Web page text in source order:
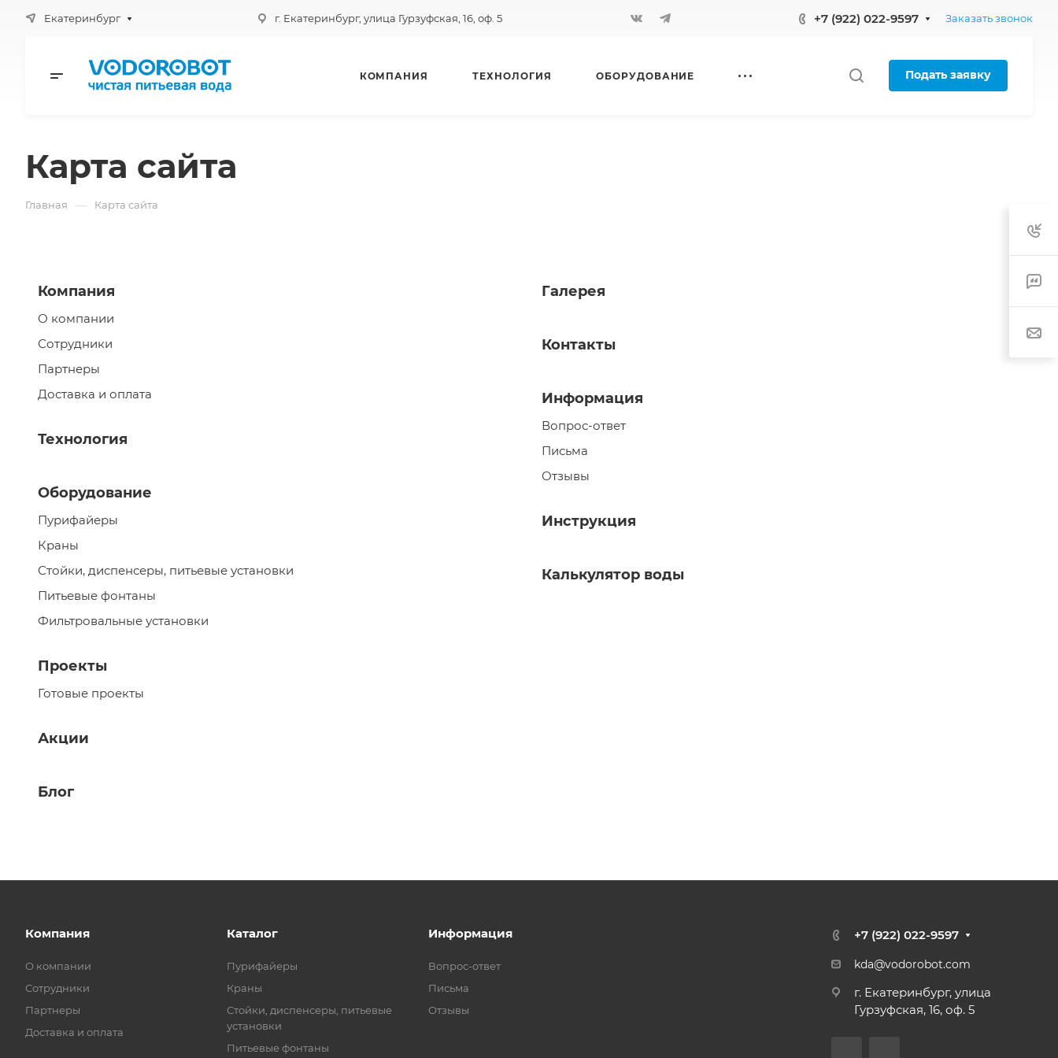
Екатеринбург г. Екатеринбург, улица Гурзуфская, 16, оф. 5 +7 (922) 022-9597 Заказать звонок
КОМПАНИЯ ТЕХНОЛОГИЯ ОБОРУДОВАНИЕ Подать заявку
Карта сайта
Главная — Карта сайта
Компания
О компании
Сотрудники
Партнеры
Доставка и оплата
Технология
Оборудование
Пурифайеры
Краны
Стойки, диспенсеры, питьевые установки
Питьевые фонтаны
Фильтровальные установки
Проекты
Готовые проекты
Акции
Блог
Галерея
Контакты
Информация
Вопрос-ответ
Письма
Отзывы
Инструкция
Калькулятор воды
Компания
О компании
Сотрудники
Партнеры
Доставка и оплата
Каталог
Пурифайеры
Краны
Стойки, диспенсеры, питьевые
установки
Питьевые фонтаны
Информация
Вопрос-ответ
Письма
Отзывы
+7 (922) 022-9597
kda@vodorobot.com
г. Екатеринбург, улица
Гурзуфская, 16, оф. 5